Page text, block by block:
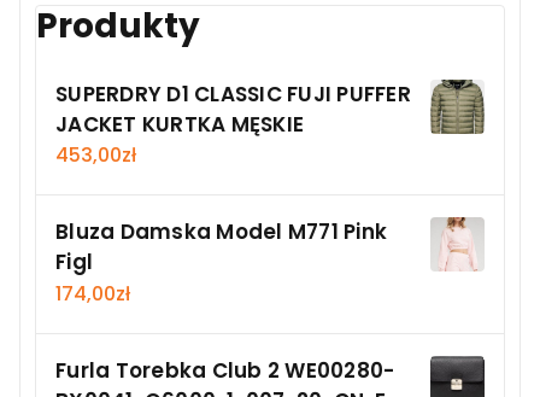
Produkty
SUPERDRY D1 CLASSIC FUJI PUFFER
JACKET KURTKA MĘSKIE
453,00zł
Bluza Damska Model M771 Pink
Figl
174,00zł
Furla Torebka Club 2 WE00280-